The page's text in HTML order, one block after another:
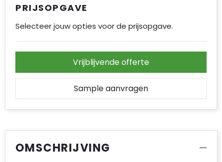
PRIJSOPGAVE
Selecteer jouw opties voor de prijsopgave.
Vrijblijvende offerte
Sample aanvragen
OMSCHRIJVING